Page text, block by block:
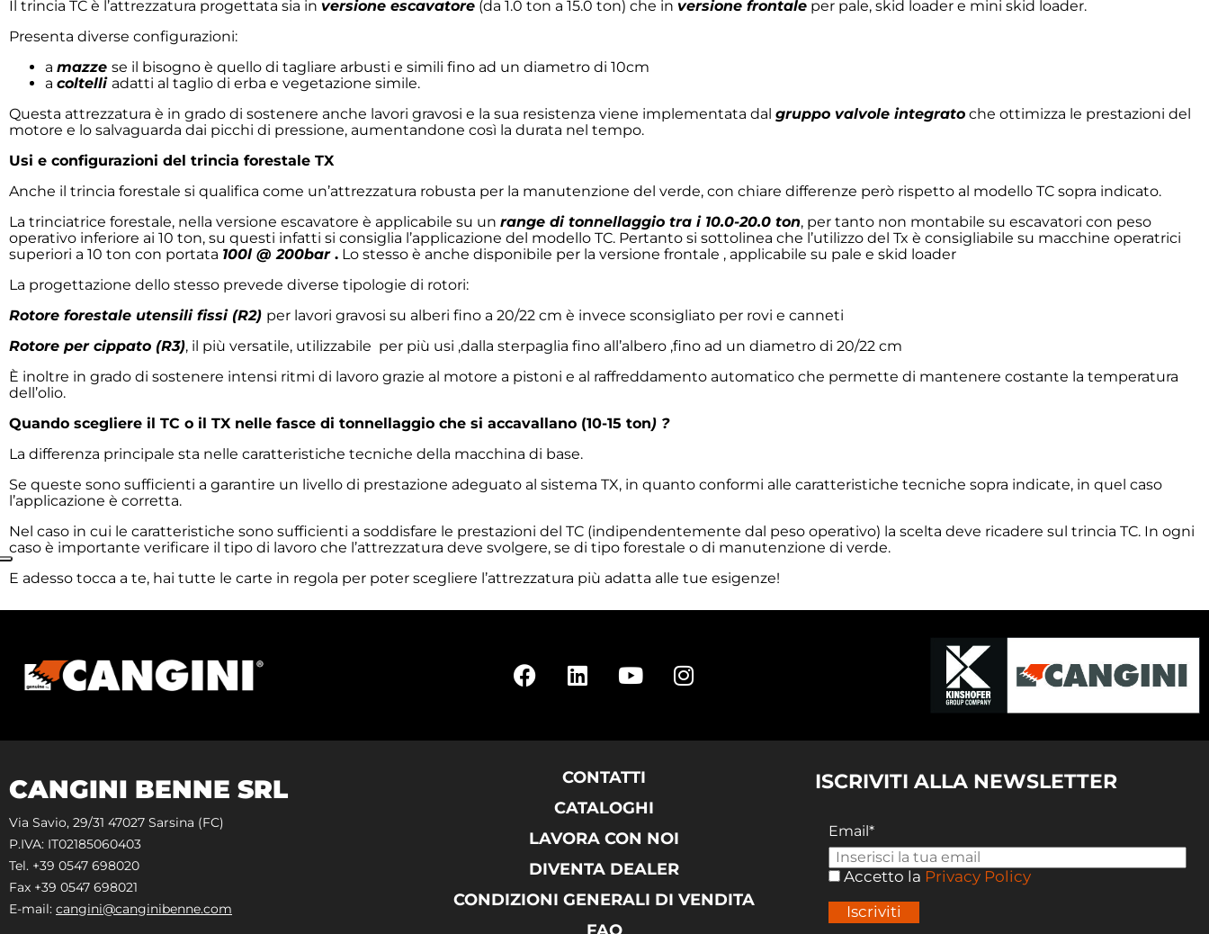
Il trincia TC è l’attrezzatura progettata sia in versione escavatore (da 1.0 ton a 15.0 ton) che in versione frontale per pale, skid loader e mini skid loader.
Presenta diverse configurazioni:
a mazze se il bisogno è quello di tagliare arbusti e simili fino ad un diametro di 10cm
a coltelli adatti al taglio di erba e vegetazione simile.
Questa attrezzatura è in grado di sostenere anche lavori gravosi e la sua resistenza viene implementata dal gruppo valvole integrato che ottimizza le prestazioni del
motore e lo salvaguarda dai picchi di pressione, aumentandone così la durata nel tempo.
Usi e configurazioni del trincia forestale TX
Anche il trincia forestale si qualifica come un’attrezzatura robusta per la manutenzione del verde, con chiare differenze però rispetto al modello TC sopra indicato.
La trinciatrice forestale, nella versione escavatore è applicabile su un range di tonnellaggio tra i 10.0-20.0 ton, per tanto non montabile su escavatori con peso
operativo inferiore ai 10 ton, su questi infatti si consiglia l’applicazione del modello TC. Pertanto si sottolinea che l’utilizzo del Tx è consigliabile su macchine operatrici
superiori a 10 ton con portata 100l @ 200bar. Lo stesso è anche disponibile per la versione frontale , applicabile su pale e skid loader
La progettazione dello stesso prevede diverse tipologie di rotori:
Rotore forestale utensili fissi (R2) per lavori gravosi su alberi fino a 20/22 cm è invece sconsigliato per rovi e canneti
Rotore per cippato (R3), il più versatile, utilizzabile per più usi ,dalla sterpaglia fino all’albero ,fino ad un diametro di 20/22 cm
È inoltre in grado di sostenere intensi ritmi di lavoro grazie al motore a pistoni e al raffreddamento automatico che permette di mantenere costante la temperatura
dell’olio.
Quando scegliere il TC o il TX nelle fasce di tonnellaggio che si accavallano (10-15 ton) ?
La differenza principale sta nelle caratteristiche tecniche della macchina di base.
Se queste sono sufficienti a garantire un livello di prestazione adeguato al sistema TX, in quanto conformi alle caratteristiche tecniche sopra indicate, in quel caso
l’applicazione è corretta.
Nel caso in cui le caratteristiche sono sufficienti a soddisfare le prestazioni del TC (indipendentemente dal peso operativo) la scelta deve ricadere sul trincia TC. In ogni
caso è importante verificare il tipo di lavoro che l’attrezzatura deve svolgere, se di tipo forestale o di manutenzione di verde.
E adesso tocca a te, hai tutte le carte in regola per poter scegliere l’attrezzatura più adatta alle tue esigenze!
CANGINI BENNE SRL
Via Savio, 29/31 47027 Sarsina (FC)
P.IVA: IT02185060403
Tel. +39 0547 698020
Fax +39 0547 698021
E-mail: cangini@canginibenne.com
CONTATTI
CATALOGHI
LAVORA CON NOI
DIVENTA DEALER
CONDIZIONI GENERALI DI VENDITA
ISCRIVITI ALLA NEWSLETTER
Email*
Accetto la Privacy Policy
Iscriviti